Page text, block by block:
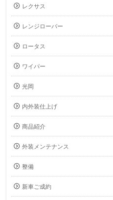
レクサス
レンジローバー
ロータス
ワイパー
光岡
内外装仕上げ
商品紹介
外装メンテナンス
整備
新車ご成約